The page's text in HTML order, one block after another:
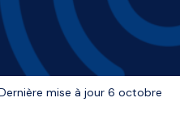
mise à jour 6 octobre